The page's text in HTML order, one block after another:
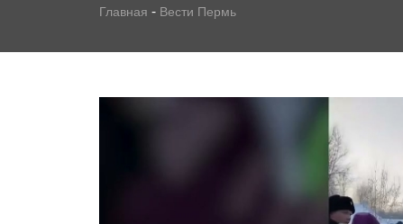
Главная - Вести Пермь